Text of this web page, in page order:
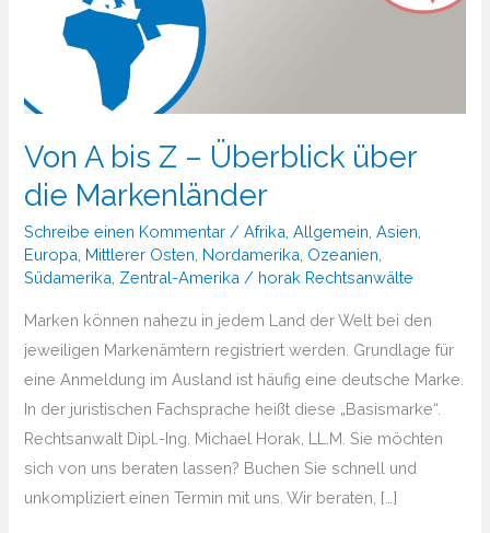
Von A bis Z – Überblick über
die Markenländer
Schreibe einen Kommentar /Afrika ,Allgemein ,Asien
Europa Mittlerer Osten Nordamerika Ozeanien
Südamerika Zentral-Amerika / horak Rechtsanwälte
Marken können nahezu in jedem Land der Welt bei den
jeweiligen Markenämtern registriert werden. Grundlage für
eine Anmeldung im Ausland ist häufig eine deutsche Marke.
In der juristischen Fachsprache heißt diese „Basismarke“.
Rechtsanwalt Dipl.-Ing. Michael Horak, LL.M. Sie möchten
sich von uns beraten lassen? Buchen Sie schnell und
unkompliziert einen Termin mit uns. Wir beraten, […]